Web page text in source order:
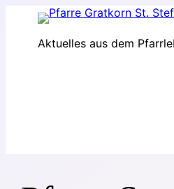
Aktuelles aus dem